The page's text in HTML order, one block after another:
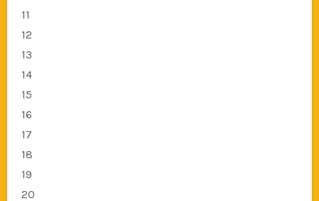
11
12
13
14
15
16
17
18
19
20